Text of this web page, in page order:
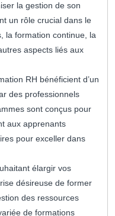
la gestion de son
un rôle crucial dans le
la formation continue, la
aspects liés aux
RH bénéficient d’un
des professionnels
sont conçus pour
aux apprenants
pour exceller dans
élargir vos
désireuse de former
des ressources
de formations